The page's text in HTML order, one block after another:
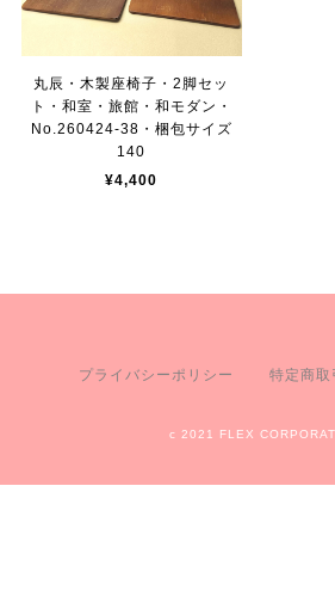
丸辰・木製座椅子・2脚セッ
ト・和室・旅館・和モダン・
No.260424-38・梱包サイズ
140
¥4,400
プライバシーポリシー 特定商取
c 2021 FLEX